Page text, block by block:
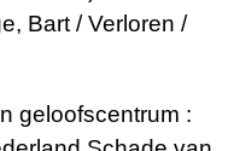
Bart / Verloren /
geloofscentrum :